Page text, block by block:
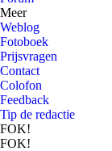
Meer
Weblog
Fotoboek
Prijsvragen
Contact
Colofon
Feedback
Tip de redactie
FOK!
FOK!